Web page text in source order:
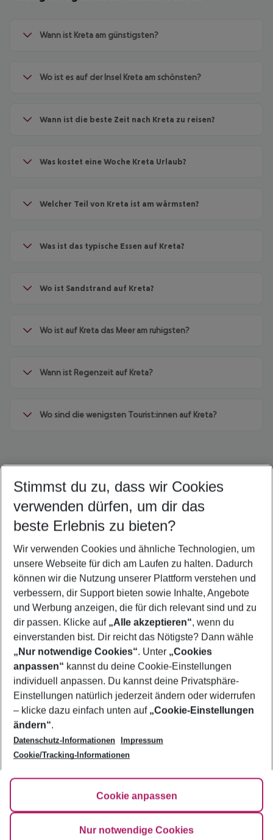
Wann ist Kreta am günstigsten?
Wo ist es auf der Insel Kreta am schönsten?
Wann ist die beste Zeit nach Kreta zu reisen?
Was kostet eine Woche Kreta Urlaub?
Welcher Teil von Kreta ist am wärmsten?
Was ist das typische Essen auf Kreta?
Wo ist Sandstrand auf Kreta?
Wo ist auf Kreta das Meer am ruhigsten?
Wann ist Regenzeit auf Kreta?
Wo sind die wenigsten Tourist:innen auf Kreta?
Quicklinks
Frübucher Angebote Heraklion für 2026
Familienurlaub Heraklion
Flug & Hotel Heraklion
Pauschalreisen Heraklion
Urlaub Heraklion
Footer
Footer navigation
Über uns
AGB
Bestpreisgarantie
Cookie-Einstellungen ändern
Cookie-Richtlinie
Impressum
Agenturbetreuung
Barrierefreies Reisen
HanseMerkur Reiseversicherung
Hilfe & Kontakt
Folge uns
Stimmst du zu, dass wir Cookies
verwenden dürfen, um dir das
beste Erlebnis zu bieten?
Wir verwenden Cookies und ähnliche Technologien, um
unsere Webseite für dich am Laufen zu halten. Dadurch
können wir die Nutzung unserer Plattform verstehen und
verbessern, dir Support bieten sowie Inhalte, Angebote
und Werbung anzeigen, die für dich relevant sind und zu
dir passen. Klicke auf „Alle akzeptieren“, wenn du
einverstanden bist. Dir reicht das Nötigste? Dann wähle
„Nur notwendige Cookies“. Unter „Cookies
anpassen“ kannst du deine Cookie-Einstellungen
individuell anpassen. Du kannst deine Privatsphäre-
Einstellungen natürlich jederzeit ändern oder widerrufen
– klicke dazu einfach unten auf „Cookie-Einstellungen
ändern“.
Datenschutz-Informationen
Impressum
Cookie/Tracking-Informationen
Cookie anpassen
Nur notwendige Cookies